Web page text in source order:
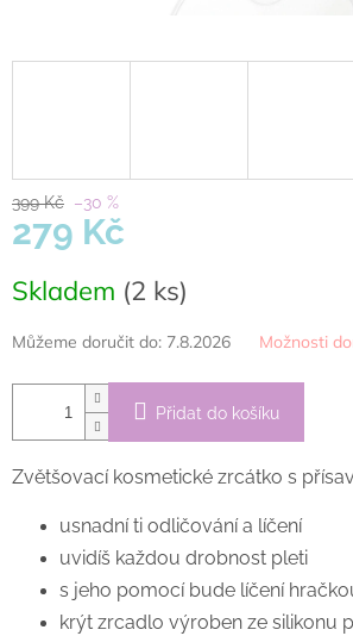
399 Kč –30 %
279 Kč
cena:
Skladem (2 ks)
Můžeme doručit do: 7.8.2026 Možnosti
Přidat do košíku
Zvětšovací kosmetické zrcátko s
usnadní ti odličování a líčení
uvidíš každou drobnost pleti
s jeho pomocí bude líčení
krýt zrcadlo výroben ze silikonu